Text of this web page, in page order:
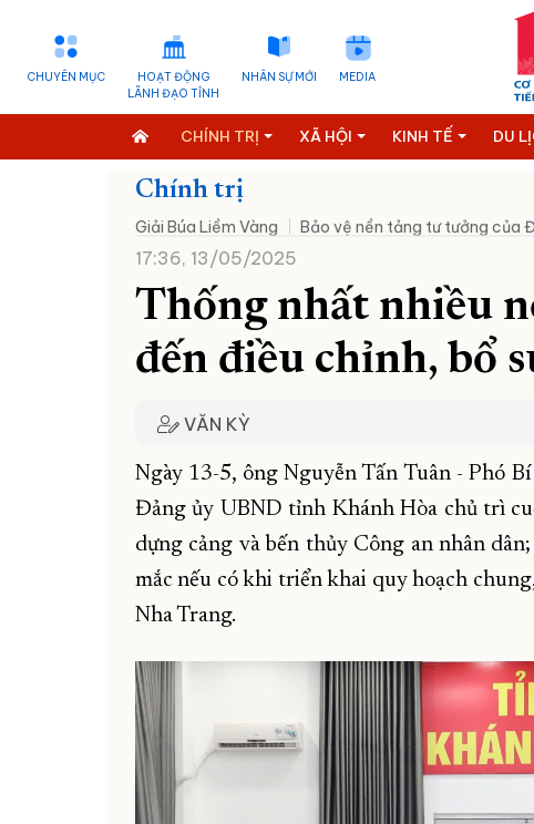
CHUYÊN MỤC
HOẠT ĐỘNG
LÃNH ĐẠO TỈNH
NHÂN SỰ MỚI MEDIA
CHÍNH TRỊ XÃ HỘI KINH TẾ DU
Chính trị
Giải Búa Liềm Vàng Bảo vệ nền tảng tư tưởng của
17:36, 13/05/2025
Thống nhất nhiều
đến điều chỉnh, bổ
VĂN KỲ
Ngày 13-5, ông Nguyễn Tấn Tuân - Phó
Đảng ủy UBND tỉnh Khánh Hòa chủ trì
dựng cảng và bến thủy Công an nhân
mắc nếu có khi triển khai quy hoạch
Nha Trang.